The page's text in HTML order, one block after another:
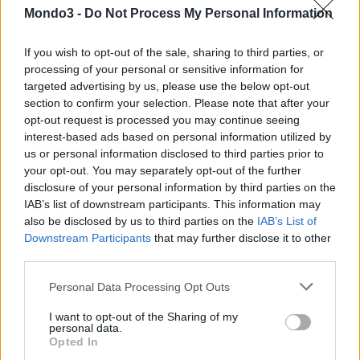
Mondo3 - Do Not Process My Personal Information
If you wish to opt-out of the sale, sharing to third parties, or
processing of your personal or sensitive information for
targeted advertising by us, please use the below opt-out
section to confirm your selection. Please note that after your
opt-out request is processed you may continue seeing
interest-based ads based on personal information utilized by
us or personal information disclosed to third parties prior to
your opt-out. You may separately opt-out of the further
disclosure of your personal information by third parties on the
IAB’s list of downstream participants. This information may
also be disclosed by us to third parties on the IAB’s List of
Downstream Participants that may further disclose it to other
Personal Data Processing Opt Outs
I want to opt-out of the Sharing of my
personal data.
Opted In
Founders Factory Italy sarà guidata da Fabio Troiani, ex co-
Henry Lane Fox, amministratore delegato di Founders Factory
dichiarato:“Il 2022 è stato l’anno in cui l’Italia ha visto un
significativo incremento di investimenti nel mercato delle start
up. Sono però necessari ulteriori investimenti nel Paese e un più
facile accesso alle infrastrutture per aiutare una nuova
generazione di talenti imprenditoriali ad avere successo. La
nostra presenza in Italia consentirà agli imprenditori, dall’Italia e
dal Sud Europa, di beneficiare del nostro patrimonio di
conoscenze e competenze nella costruzione di grandi imprese
attraverso le infrastrutture e i servizi di partner come Fastweb”.
dichiarato: “L’innovazione è al centro della nostra strategia “Tu sei
Futuro” che ha l’obiettivo di costruire un futuro più connesso,